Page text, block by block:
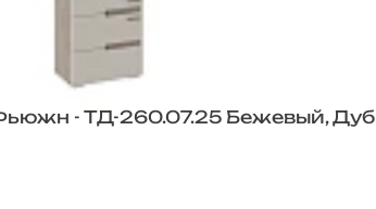
- ТД-260.07.25 Бежевый, Дуб